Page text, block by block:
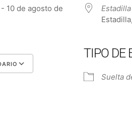
10 de agosto de
Google Calendar
Estadilla
TIPO DE
Suelta